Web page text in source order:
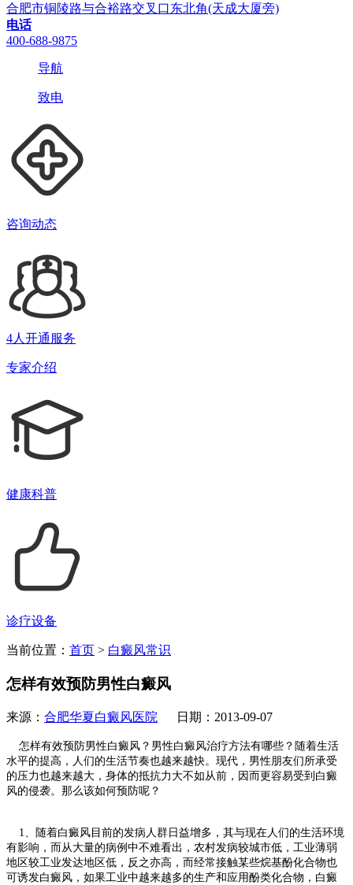
合肥市铜陵路与合裕路交叉口东北角(天成大厦旁)
电话
400-688-9875
导航
致电
咨询动态
4人开通服务
专家介绍
健康科普
诊疗设备
当前位置： 首页 > 白癜风常识
怎样有效预防男性白癜风
来源： 合肥华夏白癜风医院 日期：2013-09-07
怎样有效预防男性白癜风？男性白癜风治疗方法有哪些？随着生活
水平的提高，人们的生活节奏也越来越快。现代，男性朋友们所承受
的压力也越来越大，身体的抵抗力大不如从前，因而更容易受到白癜
风的侵袭。那么该如何预防呢？
1、随着白癜风目前的发病人群日益增多，其与现在人们的生活环境
有影响，而从大量的病例中不难看出，农村发病较城市低，工业薄弱
地区较工业发达地区低，反之亦高，而经常接触某些烷基酚化合物也
可诱发白癜风，如果工业中越来越多的生产和应用酚类化合物，白癜